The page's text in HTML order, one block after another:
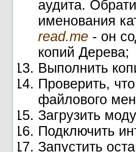
аудита.
именования
read.me - он
копий Дерева;
Выполнить
Проверить,
файлового
Загрузить
Подключить
Запустить